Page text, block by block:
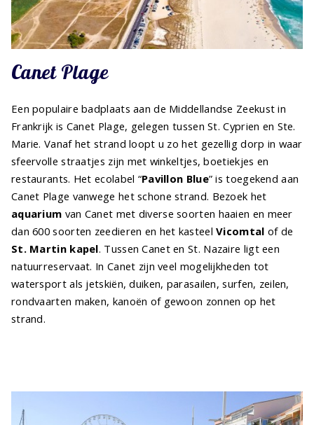
Canet Plage
Een populaire badplaats aan de Middellandse Zeekust in
Frankrijk is Canet Plage, gelegen tussen St. Cyprien en Ste.
Marie. Vanaf het strand loopt u zo het gezellig dorp in waar
sfeervolle straatjes zijn met winkeltjes, boetiekjes en
restaurants. Het ecolabel “Pavillon Blue” is toegekend aan
Canet Plage vanwege het schone strand. Bezoek het
aquarium van Canet met diverse soorten haaien en meer
dan 600 soorten zeedieren en het kasteelVicomtal of de
St. Martin kapel. Tussen Canet en St. Nazaire ligt een
natuurreservaat. In Canet zijn veel mogelijkheden tot
watersport als jetskiën, duiken, parasailen, surfen, zeilen,
rondvaarten maken, kanoën of gewoon zonnen op het
strand.